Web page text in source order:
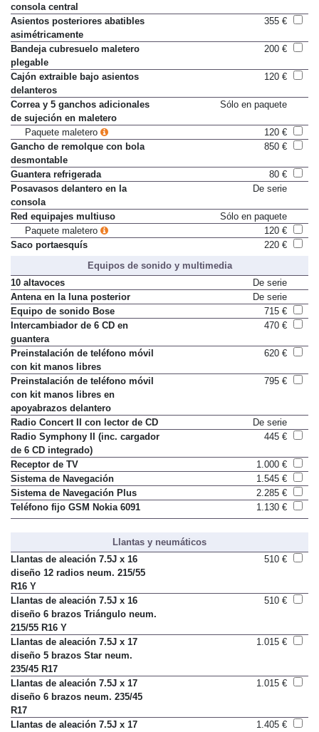
consola central
Asientos posteriores abatibles
asimétricamente
355 €
Bandeja cubresuelo maletero
plegable
200 €
Cajón extraible bajo asientos
delanteros
120 €
Correa y 5 ganchos adicionales
de sujeción en maletero
Sólo en paquete
Paquete maletero
120 €
Gancho de remolque con bola
desmontable
850 €
Guantera refrigerada
80 €
Posavasos delantero en la
consola
De serie
Red equipajes multiuso
Sólo en paquete
Paquete maletero
120 €
Saco portaesquís
220 €
Equipos de sonido y multimedia
10 altavoces
De serie
Antena en la luna posterior
De serie
Equipo de sonido Bose
715 €
Intercambiador de 6 CD en
guantera
470 €
Preinstalación de teléfono móvil
con kit manos libres
620 €
Preinstalación de teléfono móvil
con kit manos libres en
apoyabrazos delantero
795 €
Radio Concert II con lector de CD
De serie
Radio Symphony II (inc. cargador
de 6 CD integrado)
445 €
Receptor de TV
1.000 €
Sistema de Navegación
1.545 €
Sistema de Navegación Plus
2.285 €
Teléfono fijo GSM Nokia 6091
1.130 €
Llantas y neumáticos
Llantas de aleación 7.5J x 16
diseño 12 radios neum. 215/55
R16 Y
510 €
Llantas de aleación 7.5J x 16
diseño 6 brazos Triángulo neum.
215/55 R16 Y
510 €
Llantas de aleación 7.5J x 17
diseño 5 brazos Star neum.
235/45 R17
1.015 €
Llantas de aleación 7.5J x 17
diseño 6 brazos neum. 235/45
R17
1.015 €
Llantas de aleación 7.5J x 17
1.405 €